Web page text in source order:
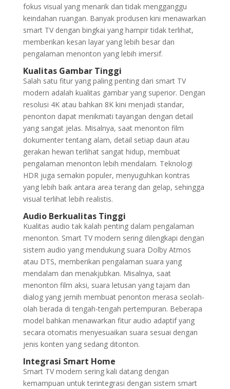
fokus visual yang menarik dan tidak mengganggu
keindahan ruangan. Banyak produsen kini menawarkan
smart TV dengan bingkai yang hampir tidak terlihat,
memberikan kesan layar yang lebih besar dan
pengalaman menonton yang lebih imersif.
Kualitas Gambar Tinggi
Salah satu fitur yang paling penting dari smart TV
modern adalah kualitas gambar yang superior. Dengan
resolusi 4K atau bahkan 8K kini menjadi standar,
penonton dapat menikmati tayangan dengan detail
yang sangat jelas. Misalnya, saat menonton film
dokumenter tentang alam, detail setiap daun atau
gerakan hewan terlihat sangat hidup, membuat
pengalaman menonton lebih mendalam. Teknologi
HDR juga semakin populer, menyuguhkan kontras
yang lebih baik antara area terang dan gelap, sehingga
visual terlihat lebih realistis.
Audio Berkualitas Tinggi
Kualitas audio tak kalah penting dalam pengalaman
menonton. Smart TV modern sering dilengkapi dengan
sistem audio yang mendukung suara Dolby Atmos
atau DTS, memberikan pengalaman suara yang
mendalam dan menakjubkan. Misalnya, saat
menonton film aksi, suara letusan yang tajam dan
dialog yang jernih membuat penonton merasa seolah-
olah berada di tengah-tengah pertempuran. Beberapa
model bahkan menawarkan fitur audio adaptif yang
secara otomatis menyesuaikan suara sesuai dengan
jenis konten yang sedang ditonton.
Integrasi Smart Home
Smart TV modern sering kali datang dengan
kemampuan untuk terintegrasi dengan sistem smart